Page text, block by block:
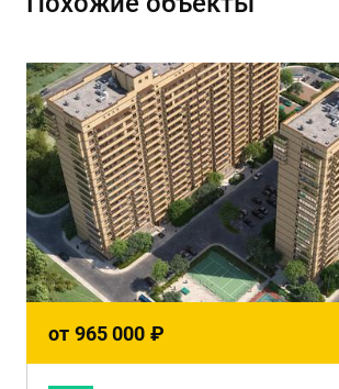
от 965 000 ₽